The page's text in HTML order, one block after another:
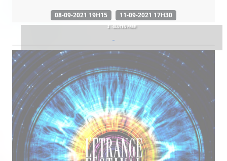
08-09-2021 19H15 11-09-2021 17H30
2 - GLUTEN FREE!